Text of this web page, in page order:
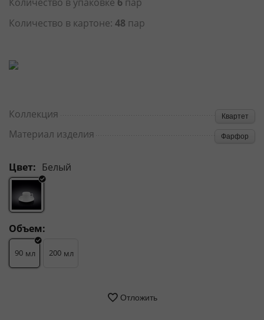
Количество в картоне: 48 пар
Коллекция Квартет
Материал изделия Фарфор
Цвет: Белый
Объем:
90 мл 200 мл
Отложить